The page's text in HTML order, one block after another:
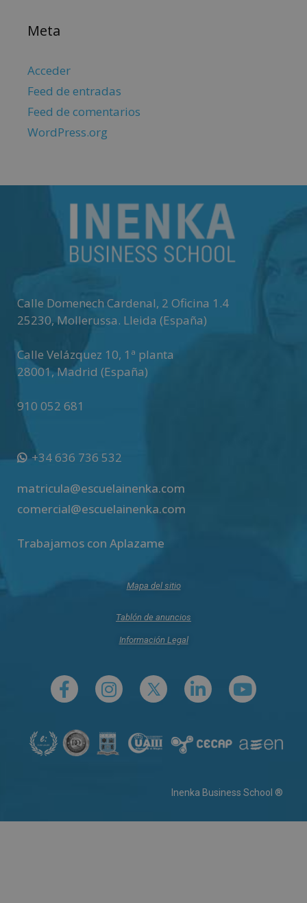
Meta
Acceder
Feed de entradas
Feed de comentarios
WordPress.org
Calle Domenech Cardenal, 2 Oficina 1.4
25230, Mollerussa. Lleida (España)
Calle Velázquez 10, 1ª planta
28001,Madrid (España)
910 052 681
+34 636 736 532
matricula@escuelainenka.com
comercial@escuelainenka.com
Trabajamos con Aplazame
Mapa del sitio
Tablón de anuncios
Información Legal
Inenka Business School ®